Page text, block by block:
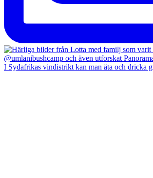
I Sydafrikas vindistrikt kan man äta och dricka g